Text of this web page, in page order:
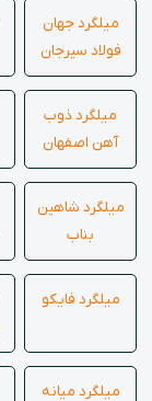
میلگرد جهان
فولاد سیرجان
میلگرد ذوب
آهن اصفهان
میلگرد شاهین
بناب
میلگرد فایکو
میلگرد میانه